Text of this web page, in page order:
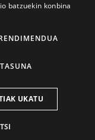
mar. 1a
batzuekin konbina
UKATU